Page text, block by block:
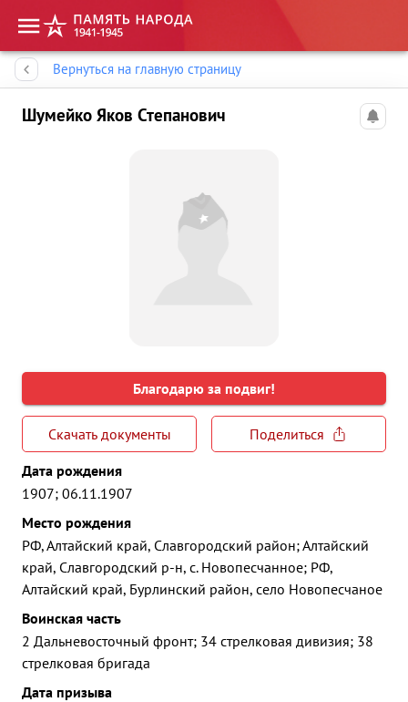
Вернуться на главную страницу
Шумейко Яков Степанович
Благодарю за подвиг!
Скачать документы
Поделиться
Дата рождения
1907; 06.11.1907
Место рождения
РФ, Алтайский край, Славгородский район; Алтайский
край, Славгородский р-н, с. Новопесчанное; РФ,
Алтайский край, Бурлинский район, село Новопесчаное
Воинская часть
2 Дальневосточный фронт; 34 стрелковая дивизия; 38
стрелковая бригада
Дата призыва
Память народа